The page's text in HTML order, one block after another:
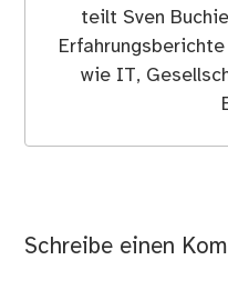
teilt Sven
wie IT,
Schreibe einen